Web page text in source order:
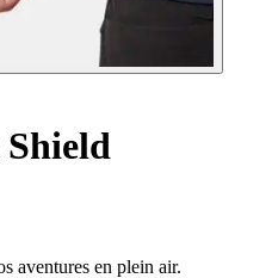
Shield
aventures en plein air.